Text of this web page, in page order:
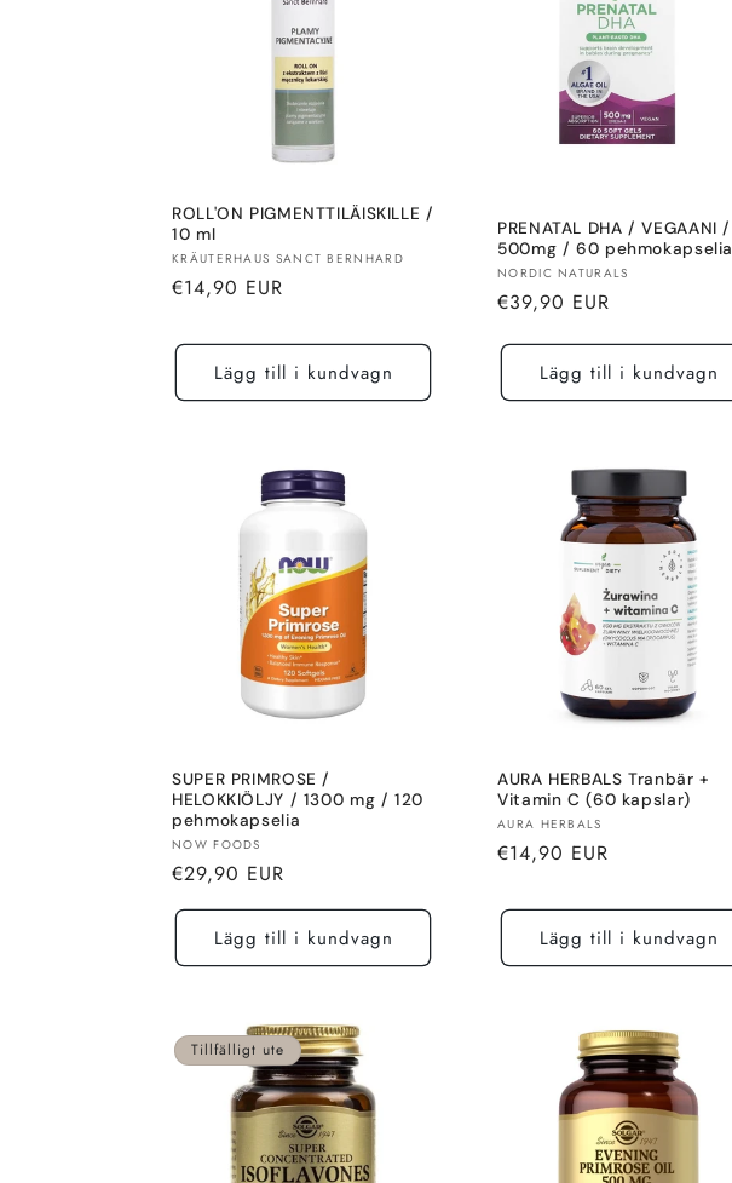
ROLL'ON PIGMENTTILÄISKILLE /
10 ml
Säljare:
KRÄUTERHAUS SANCT BERNHARD
Normalt
€14,90 EUR
Lägg till i kundvagn
PRENATAL DHA / VEGAANI /
500mg / 60 pehmokapselia
Säljare:
NORDIC NATURALS
Normalt
€39,90 EUR
Lägg till i kundvagn
SUPER PRIMROSE /
HELOKKIÖLJY / 1300 mg / 120
pehmokapselia
Säljare:
NOW FOODS
Normalt
pris
€29,90 EUR
Lägg till i kundvagn
AURA HERBALS Tranbär +
Vitamin C (60 kapslar)
Säljare:
AURA HERBALS
Normalt
€14,90 EUR
Lägg till i kundvagn
Tillfälligt ute